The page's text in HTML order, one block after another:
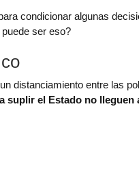
condicionar algunas
ser eso?
distanciamiento entre las
suplir el Estado no